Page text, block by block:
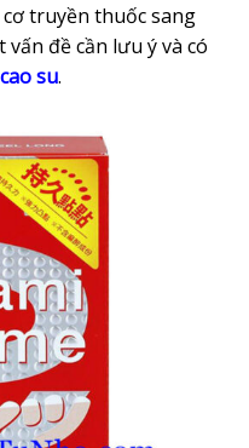
truyền thuốc sang
đề cần lưu ý và có
su.